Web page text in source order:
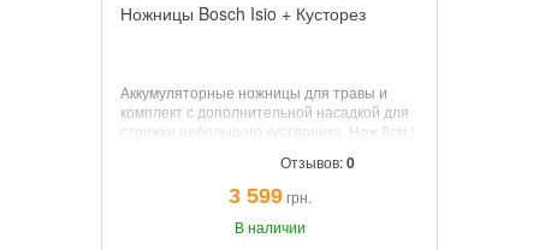
Ножницы Bosch Isio + Кусторез
Аккумуляторные ножницы для травы и
комплект с дополнительной насадкой для
стрижки небольшого кустарника. Нож 8см /
время зарядки 3.5 часа, АБС.
Отзывов:0
3 599грн.
В наличии